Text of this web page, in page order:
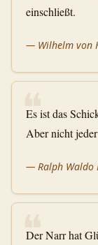
einschließt.
— Wilhelm von
❝
Es ist das
Aber nicht
— Ralph Waldo
❝
Der Narr hat